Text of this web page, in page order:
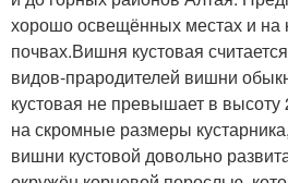
хорошо освещённых местах и на
почвах.Вишня кустовая
видов-прародителей вишни
кустовая не превышает в
на скромные размеры
вишни кустовой довольно